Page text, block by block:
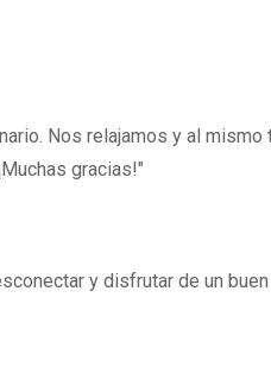
Nos relajamos y al mismo
gracias!"
y disfrutar de un